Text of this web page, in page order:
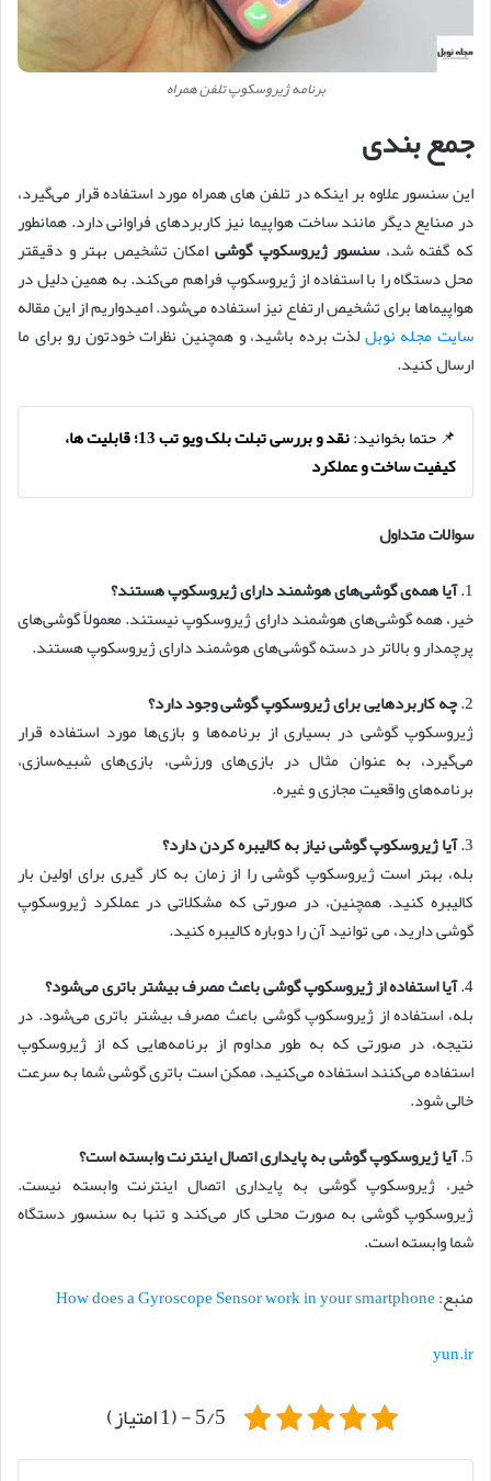
برنامه ژیروسکوپ تلفن همراه
جمع بندی
این سنسور علاوه بر اینکه در تلفن های همراه مورد استفاده قرار می‌گیرد،
در صنایع دیگر مانند ساخت هواپیما نیز کاربردهای فراوانی دارد. همانطور
که گفته شد،سنسور ژیروسکوپ گوشی امکان تشخیص بهتر و دقیقتر
محل دستگاه را با استفاده از ژیروسکوپ فراهم می‌کند. به همین دلیل در
هواپیماها برای تشخیص ارتفاع نیز استفاده می‌شود. امیدواریم از این مقاله
سایت مجله نوبللذت برده باشید، و همچنین نظرات خودتون رو برای ما
ارسال کنید.
📌 حتما بخوانید:
نقد و بررسی تبلت بلک ویو تب 13؛ قابلیت ها،
کیفیت ساخت و عملکرد
سوالات متداول
1. آیا همه‌ی گوشی‌های هوشمند دارای ژیروسکوپ هستند؟
خیر، همه گوشی‌های هوشمند دارای ژیروسکوپ نیستند. معمولاً گوشی‌های
پرچمدار و بالاتر در دسته گوشی‌های هوشمند دارای ژیروسکوپ هستند.
2. چه کاربردهایی برای ژیروسکوپ گوشی وجود دارد؟
ژیروسکوپ گوشی در بسیاری از برنامه‌ها و بازی‌ها مورد استفاده قرار
می‌گیرد، به عنوان مثال در بازی‌های ورزشی، بازی‌های شبیه‌سازی،
برنامه‌های واقعیت مجازی و غیره.
3. آیا ژیروسکوپ گوشی نیاز به کالیبره کردن دارد؟
بله، بهتر است ژیروسکوپ گوشی را از زمان به کار گیری برای اولین بار
کالیبره کنید. همچنین، در صورتی که مشکلاتی در عملکرد ژیروسکوپ
گوشی دارید، می توانید آن را دوباره کالیبره کنید.
4. آیا استفاده از ژیروسکوپ گوشی باعث مصرف بیشتر باتری می‌شود؟
بله، استفاده از ژیروسکوپ گوشی باعث مصرف بیشتر باتری می‌شود. در
نتیجه، در صورتی که به طور مداوم از برنامه‌هایی که از ژیروسکوپ
استفاده می‌کنند استفاده می‌کنید، ممکن است باتری گوشی شما به سرعت
خالی شود.
5. آیا ژیروسکوپ گوشی به پایداری اتصال اینترنت وابسته است؟
خیر، ژیروسکوپ گوشی به پایداری اتصال اینترنت وابسته نیست.
ژیروسکوپ گوشی به صورت محلی کار می‌کند و تنها به سنسور دستگاه
شما وابسته است.
منبع:How does a Gyroscope Sensor work in your smartphone
yun.ir
5/5 - (1 امتیاز)